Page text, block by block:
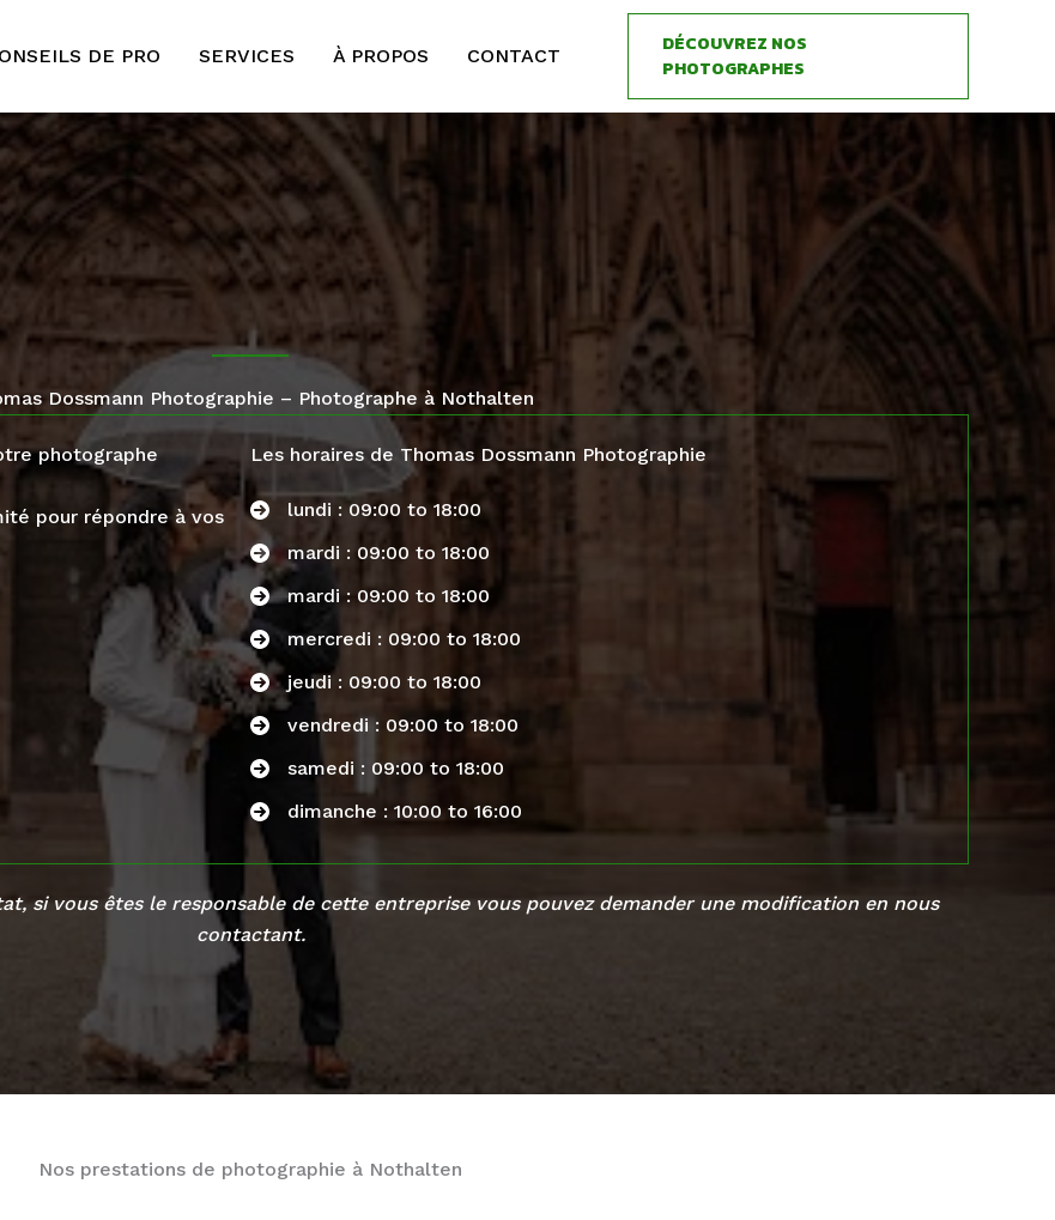
DE PRO SERVICES À PROPOS CONTACT
DÉCOUVREZ NOS
PHOTOGRAPHES
Dossmann Photographie – Photographe à Nothalten
photographe
pour répondre à vos
Les horaires de Thomas Dossmann Photographie
lundi : 09:00 to 18:00
mardi : 09:00 to 18:00
mardi : 09:00 to 18:00
mercredi : 09:00 to 18:00
jeudi : 09:00 to 18:00
vendredi : 09:00 to 18:00
samedi : 09:00 to 18:00
dimanche : 10:00 to 16:00
si vous êtes le responsable de cette entreprise vous pouvez demander une modification en nous
contactant.
Nos prestations de photographie à Nothalten